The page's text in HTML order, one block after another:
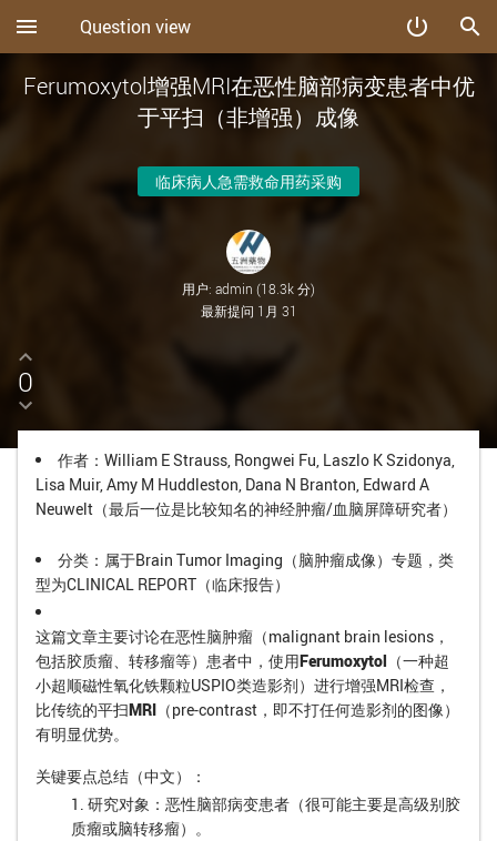
menu Question view power_settings_new search
Ferumoxytol增强MRI在恶性脑部病变患者中优
于平扫（非增强）成像
临床病人急需救命用药采购
用户: admin (18.3k分)
最新提问 1月 31
0
作者 ：William E Strauss, Rongwei Fu, Laszlo K Szidonya,
Lisa Muir, Amy M Huddleston, Dana N Branton, Edward A
Neuwelt（最后一位是比较知名的神经肿瘤/血脑屏障研究者）
分类 ：属于Brain Tumor Imaging（脑肿瘤成像）专题，类
型为CLINICAL REPORT（临床报告）
这篇文章主要讨论在恶性脑肿瘤 （malignant brain lesions，
包括胶质瘤、转移瘤等）患者中，使用Ferumoxytol （一种超
小超顺磁性氧化铁颗粒USPIO类造影剂）进行增强MRI检查，
比传统的平扫MRI （pre-contrast，即不打任何造影剂的图像）
有明显优势。
关键要点总结（中文）：
研究对象 ：恶性脑部病变患者（很可能主要是高级别胶
质瘤或脑转移瘤）。